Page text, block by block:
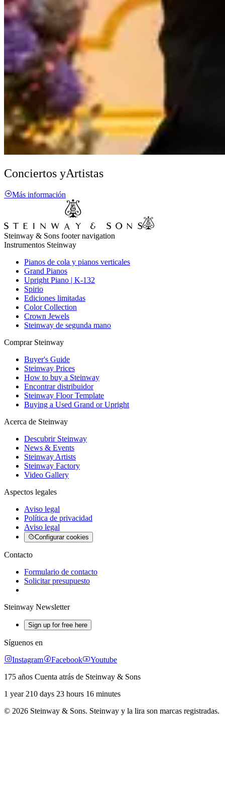
Conciertos yArtistas
Más información
Steinway & Sons footer navigation
Instrumentos Steinway
Pianos de cola y pianos verticales
Grand Pianos
Upright Piano | K-132
Spirio
Ediciones limitadas
Color Collection
Crown Jewels
Steinway de segunda mano
Comprar Steinway
Buyer's Guide
Steinway Prices
How to buy a Steinway
Encontrar distribuidor
Steinway Floor Template
Buying a Used Grand or Upright
Acerca de Steinway
Descubrir Steinway
News & Events
Steinway Artists
Steinway Factory
Video Gallery
Aspectos legales
Aviso legal
Política de privacidad
Aviso legal
Configurar cookies
Contacto
Formulario de contacto
Solicitar presupuesto
Steinway Newsletter
Sign up for free here
Síguenos en
Instagram
Facebook
Youtube
175 años Cuenta atrás de Steinway & Sons
1 year 210 days 23 hours 16 minutes
© 2026 Steinway & Sons. Steinway y la lira son marcas registradas.